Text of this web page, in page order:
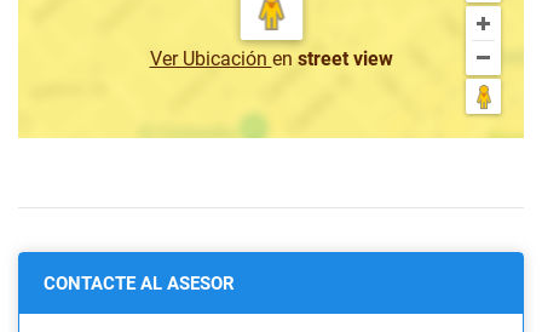
Ver Ubicación en street view
CONTACTE AL ASESOR